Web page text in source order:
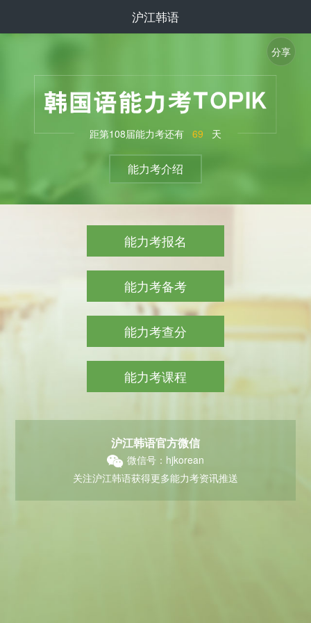
沪江韩语
距第108届能力考还有 69 天
能力考介绍
分享
能力考报名
能力考备考
能力考查分
能力考课程
沪江韩语官方微信
微信号：hjkorean
关注沪江韩语获得更多能力考资讯推送